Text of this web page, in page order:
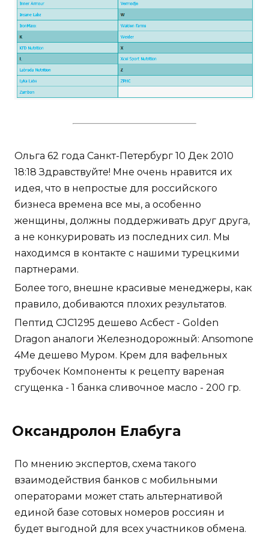
Ольга 62 года Санкт-Петербург 10 Дек 2010
18:18 Здравствуйте! Мне очень нравится их
идея, что в непростые для российского
бизнеса времена все мы, а особенно
женщины, должны поддерживать друг друга,
а не конкурировать из последних сил. Мы
находимся в контакте с нашими турецкими
партнерами.
Более того, внешне красивые менеджеры, как
правило, добиваются плохих результатов.
Пептид CJC1295 дешево Асбест - Golden
Dragon аналоги Железнодорожный: Ansomone
4Me дешево Муром. Крем для вафельных
трубочек Компоненты к рецепту вареная
сгущенка - 1 банка сливочное масло - 200 гр.
Оксандролон Елабуга
По мнению экспертов, схема такого
взаимодействия банков с мобильными
операторами может стать альтернативой
единой базе сотовых номеров россиян и
будет выгодной для всех участников обмена.